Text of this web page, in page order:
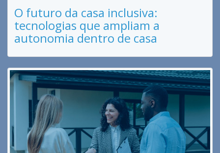
O futuro da casa inclusiva:
tecnologias que ampliam a
autonomia dentro de casa